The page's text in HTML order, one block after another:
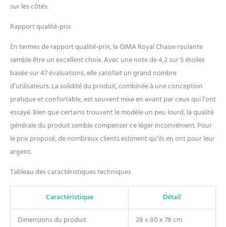
sur les côtés.
Rapport qualité-prix
En termes de rapport qualité-prix, la GIMA Royal Chaise roulante
semble être un excellent choix. Avec une note de 4,2 sur 5 étoiles
basée sur 47 évaluations, elle satisfait un grand nombre
d’utilisateurs. La solidité du produit, combinée à une conception
pratique et confortable, est souvent mise en avant par ceux qui l’ont
essayé. Bien que certains trouvent le modèle un peu lourd, la qualité
générale du produit semble compenser ce léger inconvénient. Pour
le prix proposé, de nombreux clients estiment qu’ils en ont pour leur
argent.
Tableau des caractéristiques techniques
Caractéristique
Détail
Dimensions du produit
28 x 80 x 78 cm